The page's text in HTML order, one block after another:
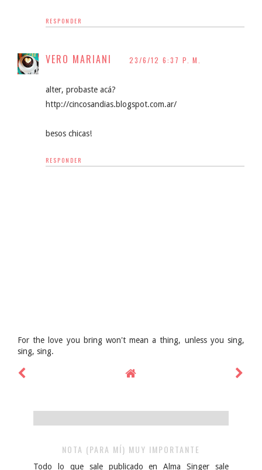
RESPONDER
VERO MARIANI 23/6/12 6:37 P. M.
alter, probaste acá?
http://cincosandias.blogspot.com.ar/
besos chicas!
RESPONDER
For the love you bring won't mean a thing, unless you sing,
sing, sing.
NOTA (PARA MÍ) MUY IMPORTANTE
Todo lo que sale publicado en Alma Singer sale